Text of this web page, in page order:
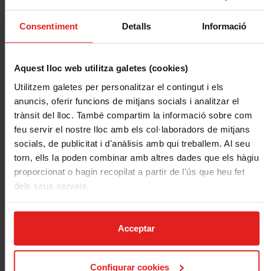
Consentiment Detalls Informació
Aquest lloc web utilitza galetes (cookies)
Utilitzem galetes per personalitzar el contingut i els
anuncis, oferir funcions de mitjans socials i analitzar el
trànsit del lloc. També compartim la informació sobre com
feu servir el nostre lloc amb els col·laboradors de mitjans
socials, de publicitat i d'anàlisis amb qui treballem. Al seu
torn, ells la poden combinar amb altres dades que els hàgiu
proporcionat o hagin recopilat a partir de l'ús que heu fet
dels seus serveis.
Acceptar
Configurar cookies
resolutiu.
sostenible, certificada pel distintiu de
qualitat EthSI.
VOLS QUE ET
TRUQUEM?
Cognoms